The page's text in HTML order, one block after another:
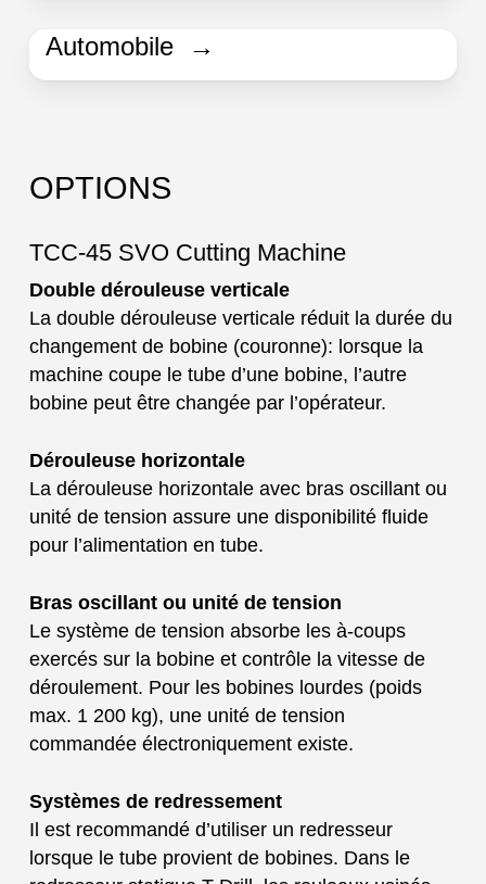
Automobile →
OPTIONS
TCC-45 SVO Cutting Machine
Double dérouleuse verticale
La double dérouleuse verticale réduit la durée du
changement de bobine (couronne): lorsque la
machine coupe le tube d’une bobine, l’autre
bobine peut être changée par l’opérateur.
Dérouleuse horizontale
La dérouleuse horizontale avec bras oscillant ou
unité de tension assure une disponibilité fluide
pour l’alimentation en tube.
Bras oscillant ou unité de tension
Le système de tension absorbe les à-coups
exercés sur la bobine et contrôle la vitesse de
déroulement. Pour les bobines lourdes (poids
max. 1 200 kg), une unité de tension
commandée électroniquement existe.
Systèmes de redressement
Il est recommandé d’utiliser un redresseur
lorsque le tube provient de bobines. Dans le